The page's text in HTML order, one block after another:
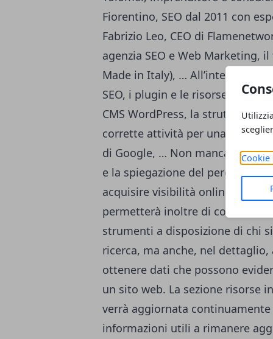
Cookie
Fiorentino, SEO dal 2011 con
Fabrizio Leo, CEO di
agenzia SEO e Web Marketing,
Made in Italy), … All’interno del
SEO, i plugin e le risorse utili
CMS WordPress, la struttura
corrette attività per una link
di Google, … Non manca una
e la spiegazione del perché è
acquisire visibilità online. Un
permetterà inoltre di conoscere
strumenti a disposizione di chi
ricerca, ma anche, nel
ottenere dati che possono
un sito web. La sezione risorse
verrà aggiornata
informazioni utili a rimanere